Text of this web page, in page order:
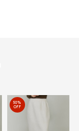
50%
OFF